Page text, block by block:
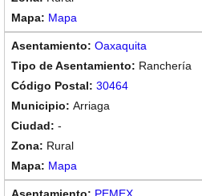
Mapa
Oaxaquita
Ranchería
30464
Arriaga
-
Rural
Mapa